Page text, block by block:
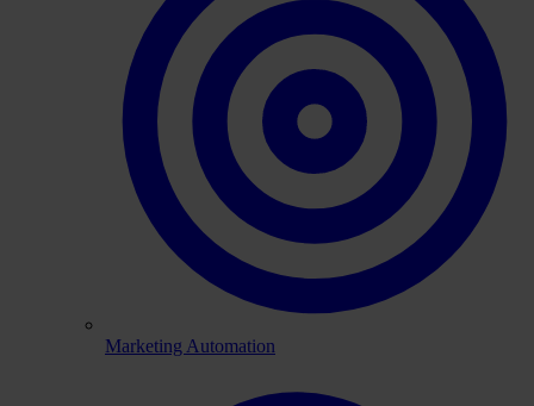
Marketing Automation